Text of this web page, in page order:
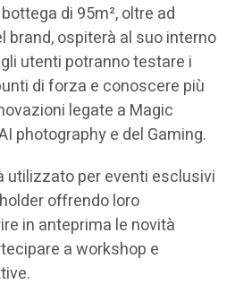
di 95m², oltre ad
brand, ospiterà al suo interno
utenti potranno testare i
di forza e conoscere più
legate a Magic
photography e del Gaming.
utilizzato per eventi esclusivi
offrendo loro
in anteprima le novità
a workshop e